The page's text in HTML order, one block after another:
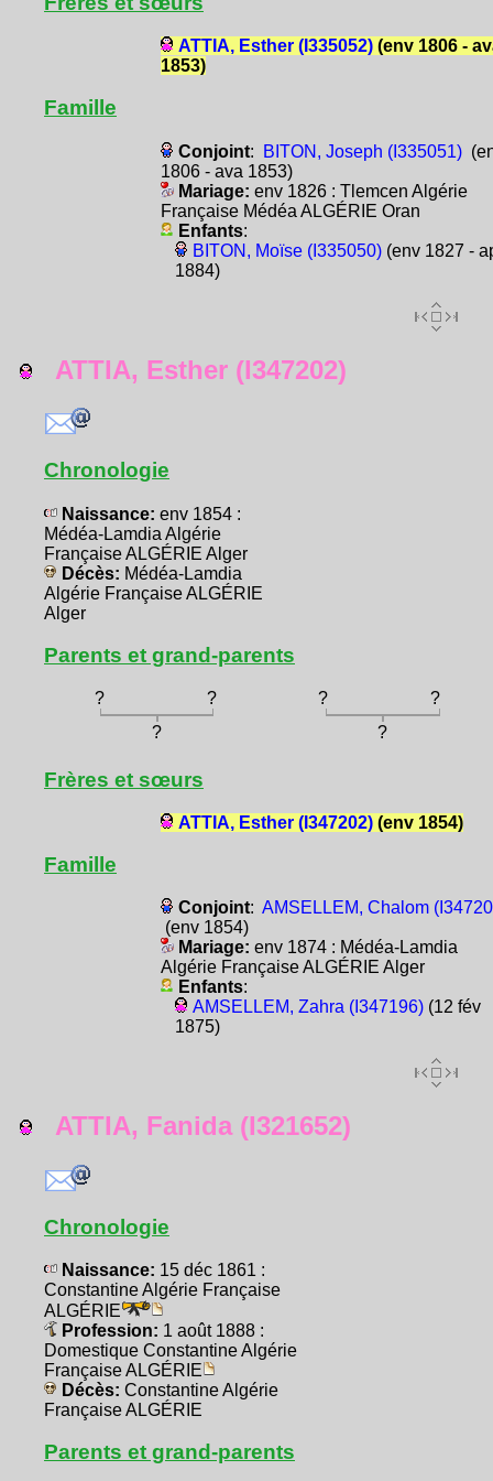
ATTIA, Esther (I335052)(env 1806 -
1853)
Famille
Conjoint: BITON, Joseph (I335051)
1806 - ava 1853)
Mariage: env 1826 : Tlemcen Algérie
Française Médéa ALGÉRIE Oran
Enfants:
BITON, Moïse (I335050)(env 1827 -
1884)
ATTIA, Esther (I347202)
Chronologie
Naissance: env 1854 :
Médéa-Lamdia Algérie
Française ALGÉRIE Alger
Décès: Médéa-Lamdia
Algérie Française ALGÉRIE
Alger
Parents et grand-parents
? ? ?
?
?
?
Frères et sœurs
ATTIA, Esther (I347202)(env 1854)
Famille
Conjoint: AMSELLEM, Chalom
(env 1854)
Mariage: env 1874 : Médéa-Lamdia
Algérie Française ALGÉRIE Alger
Enfants:
AMSELLEM, Zahra (I347196)(12 fév
1875)
ATTIA, Fanida (I321652)
Chronologie
Naissance: 15 déc 1861 :
Constantine Algérie Française
ALGÉRIE
Profession: 1 août 1888 :
Domestique Constantine Algérie
Française ALGÉRIE
Décès: Constantine Algérie
Française ALGÉRIE
Parents et grand-parents